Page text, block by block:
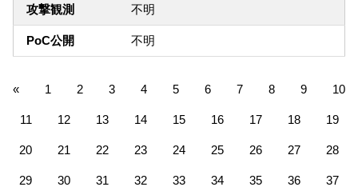
攻撃観測 不明
PoC公開 不明
« 1 2 3 4 5 6 7 8 9 10
11 12 13 14 15 16 17 18 19
20 21 22 23 24 25 26 27 28
29 30 31 32 33 34 35 36 37